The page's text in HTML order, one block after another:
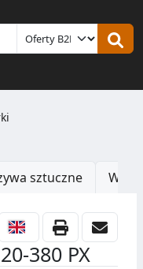
sztuczne
380 PX